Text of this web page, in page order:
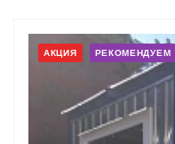
АКЦИЯ РЕКОМЕНДУЕМ